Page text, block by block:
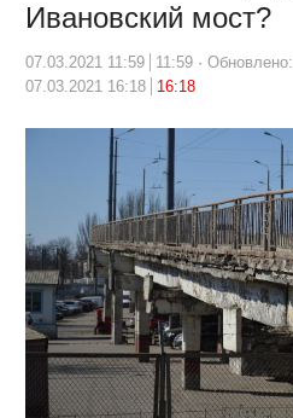
Ивановский мост?
07.03.2021 11:59 11:59
Обновлено:
07.03.2021 16:18
16:18